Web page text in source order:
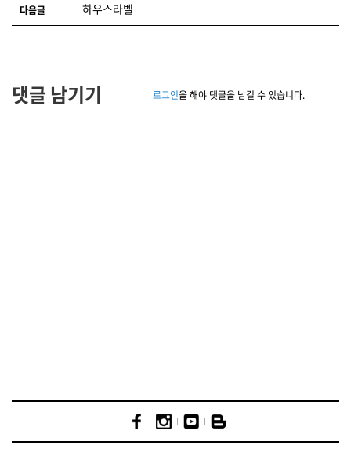
다음글 하우스라벨
댓글 남기기 로그인을 해야 댓글을 남길 수 있습니다.